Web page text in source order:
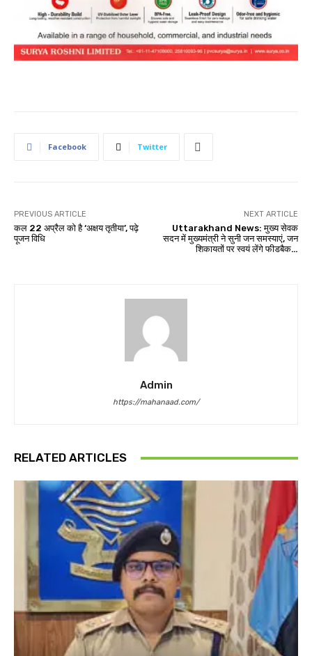
Facebook Twitter
PREVIOUS ARTICLE
कल 22 अप्रैल को है ‘अक्षय तृतीया’, पढ़े
पूजन विधि
NEXT ARTICLE
Uttarakhand News: मुख्य सेवक
सदन में मुख्यमंत्री ने सुनी जन समस्याएं, जन
शिकायतों पर स्वयं लेंगे फीडबैक…
Admin
https://mahanaad.com/
RELATED ARTICLES